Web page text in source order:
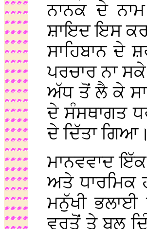
ਨਾਨਕ ਦੇ
ਸ਼ਾਇਦ ਇਸ
ਸਾਹਿਬਾਨ ਦੇ
ਪਰਚਾਰ ਨਾ
ਅੱਧ ਤੋਂ ਲੈ ਕੇ
ਦੇ ਸੰਸਥਾਗਤ
ਦੇ ਦਿੱਤਾ ਗਿਆ।
ਮਾਨਵਵਾਦ
ਅਤੇ ਧਾਰਮਿਕ
ਮਨੁੱਖੀ
ਵਰਤੋਂ ਤੇ ਬਲ